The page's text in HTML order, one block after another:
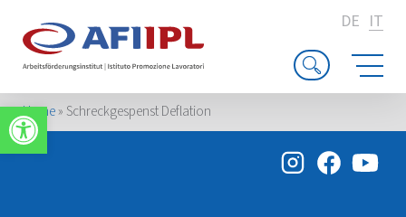
Apri la barra degli strumenti
DE IT
Home»Schreckgespenst Deflation